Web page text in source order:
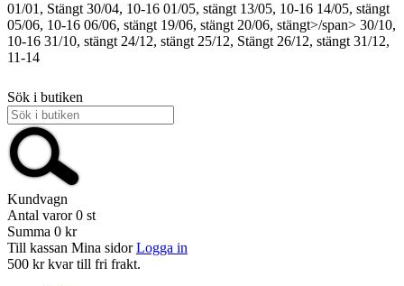
01/01, Stängt 30/04, 10-16 01/05, stängt 13/05, 10-16 14/05, stängt
05/06, 10-16 06/06, stängt 19/06, stängt 20/06, stängt>/span> 30/10,
10-16 31/10, stängt 24/12, stängt 25/12, Stängt 26/12, stängt 31/12,
11-14
Sök i butiken
Kundvagn
Antal varor 0 st
Summa 0 kr
Till kassan Mina sidor Logga in
500 kr kvar till fri frakt.